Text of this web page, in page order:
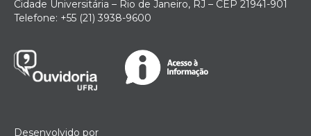
Cidade Universitária – Rio de Janeiro, RJ – CEP 21941-901
Telefone: +55 (21) 3938-9600
Desenvolvido por